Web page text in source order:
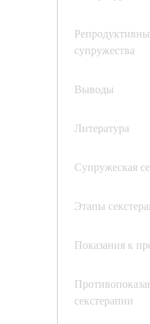
супружества
Выводы
Литература
Супружеская
Этапы
Показания к
секстерапии